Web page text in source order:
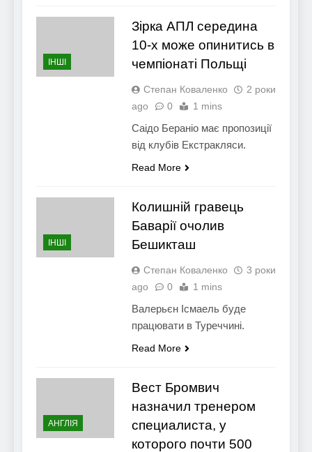
ІНШІ
Зірка АПЛ середина
10-х може опинитись в
чемпіонаті Польщі
Степан Коваленко
2 роки
ago
0 1 mins
Саідо Бераніо має пропозиції
від клубів Екстракляси.
Read More
ІНШІ
Колишній гравець
Баварії очолив
Бешикташ
Степан Коваленко
3 роки
ago
0 1 mins
Валерьєн Ісмаель буде
працювати в Туреччині.
Read More
АНГЛІЯ
Вест Бромвич
назначил тренером
специалиста, у
которого почти 500